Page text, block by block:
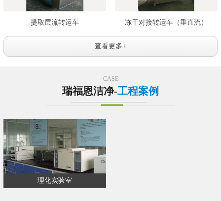
提取层流转运车 冻干对接转运车（垂直流）
查看更多+
CASE
瑞福恩洁净-工程案例
理化实验室